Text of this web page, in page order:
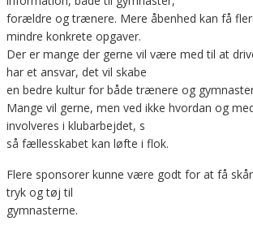
forældre og trænere. Mere åbenhed kan få
mindre konkrete opgaver.
Der er mange der gerne vil være med til at
har et ansvar, det vil skabe
en bedre kultur for både trænere og
Mange vil gerne, men ved ikke hvordan og
involveres i klubarbejdet, s
så fællesskabet kan løfte i flok.
Flere sponsorer kunne være godt for at få
tryk og tøj til
gymnasterne.